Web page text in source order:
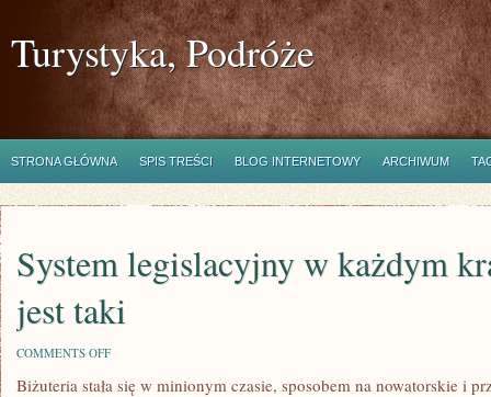
Turystyka, Podróże
STRONA GŁÓWNA SPIS TREŚCI BLOG INTERNETOWY ARCHIWUM
System legislacyjny w każdym
jest taki
COMMENTS OFFON
LEGISLACYJNY
Biżuteria stała się w minionym czasie, sposobem na nowatorskie i